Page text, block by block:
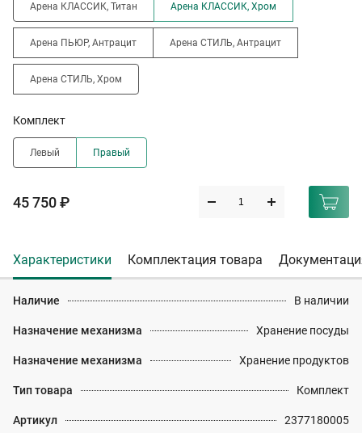
Арена КЛАССИК, Титан Арена КЛАССИК, Хром
Арена ПЬЮР, Антрацит Арена СТИЛЬ, Антрацит
Арена СТИЛЬ, Хром
Комплект
Левый Правый
45 750 ₽
Характеристики Комплектация товара
Наличие В наличии
Назначение механизма Хранение посуды
Назначение механизма Хранение продуктов
Тип товара Комплект
Артикул 2377180005